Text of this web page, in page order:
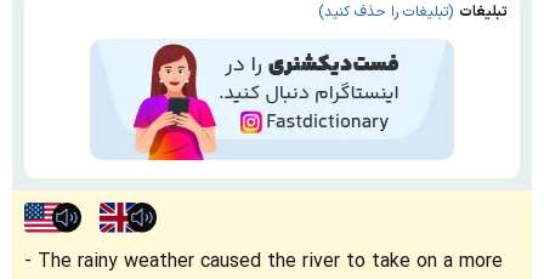
تبلیغات (تبلیغات را حذف کنید)
The rainy weather caused the river to take on a more